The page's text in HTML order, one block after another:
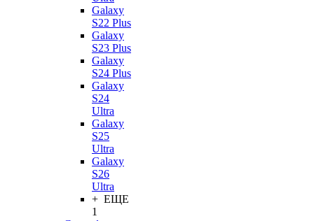
Galaxy
S22 Plus
Galaxy
S23 Plus
Galaxy
S24 Plus
Galaxy
S24
Ultra
Galaxy
S25
Ultra
Galaxy
S26
Ultra
+ ЕЩЕ
1